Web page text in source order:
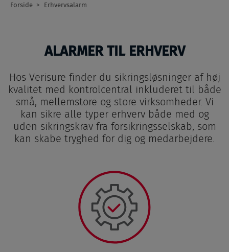
Breadcrumb
Forside Erhvervsalarm
ALARMER TIL ERHVERV
Hos Verisure finder du sikringsløsninger af høj
kvalitet med kontrolcentral inkluderet til både
små, mellemstore og store virksomheder. Vi
kan sikre alle typer erhverv både med og
uden sikringskrav fra forsikringsselskab, som
kan skabe tryghed for dig og medarbejdere.